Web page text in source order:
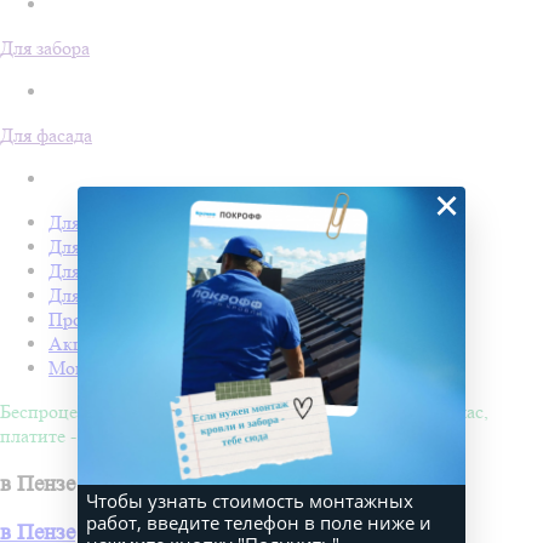
Для забора
Для фасада
Для кровли
Для забора
Для фасада
Для дачи
Производство Покрофф
Акции
Монтаж
Беспроцентная рассрочка на 4 месяца. Покупайте - сейчас,
платите - потом!
в Пензе
в Пензе
×
Чтобы узнать стоимость монтажных
работ, введите телефон в поле ниже и